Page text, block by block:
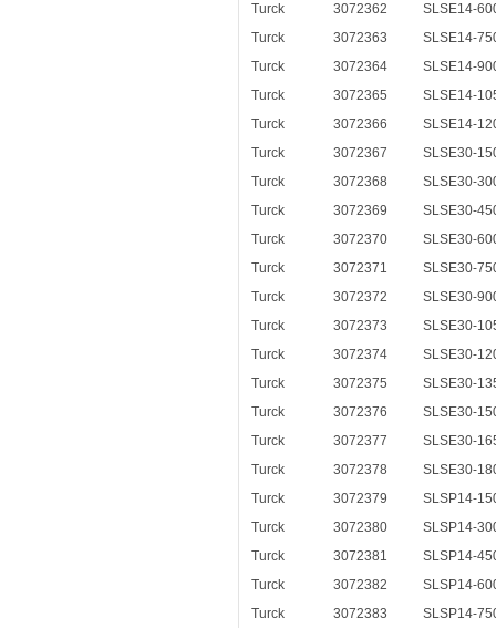
Turck
3072362
SLSE14-
Turck
3072363
SLSE14-
Turck
3072364
SLSE14-
Turck
3072365
SLSE14-
Turck
3072366
SLSE14-
Turck
3072367
SLSE30-
Turck
3072368
SLSE30-
Turck
3072369
SLSE30-
Turck
3072370
SLSE30-
Turck
3072371
SLSE30-
Turck
3072372
SLSE30-
Turck
3072373
SLSE30-
Turck
3072374
SLSE30-
Turck
3072375
SLSE30-
Turck
3072376
SLSE30-
Turck
3072377
SLSE30-
Turck
3072378
SLSE30-
Turck
3072379
SLSP14-
Turck
3072380
SLSP14-
Turck
3072381
SLSP14-
Turck
3072382
SLSP14-
Turck
3072383
SLSP14-